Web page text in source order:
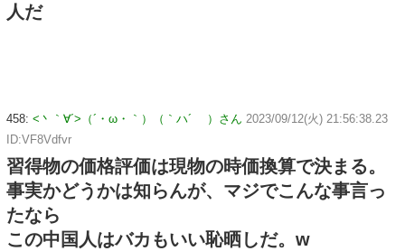
人だ
458: <丶｀∀´>（´・ω・｀）（｀ハ´ ）さん 2023/09/12(火) 21:56:38.23
ID:VF8Vdfvr
習得物の価格評価は現物の時価換算で決まる。
事実かどうかは知らんが、マジでこんな事言っ
たなら
この中国人はバカもいい恥晒しだ。w